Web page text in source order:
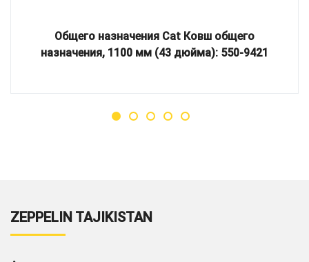
Общего назначения Cat Ковш общего
назначения, 1100 мм (43 дюйма): 550-9421
ZEPPELIN TAJIKISTAN